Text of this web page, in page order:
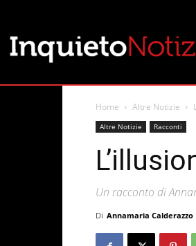
Home Altre Notizie
Altre Notizie Racconti
Un racconto di
Di Annamaria Calderazzo